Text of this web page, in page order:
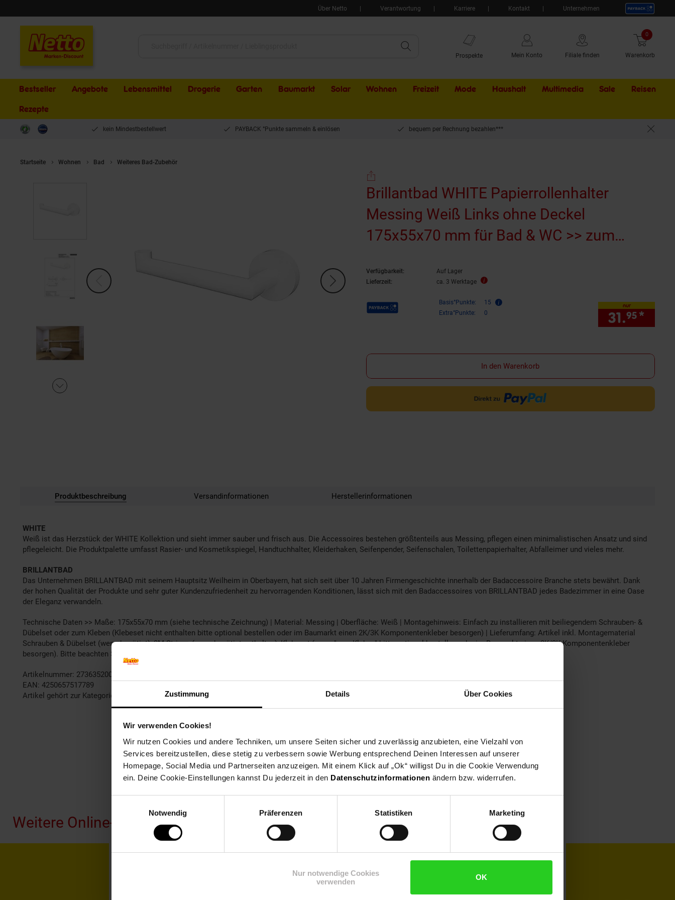
Zustimmung Details Über Cookies
Wir verwenden Cookies!
Wir nutzen Cookies und andere Techniken, um unsere Seiten sicher und zuverlässig anzubieten, eine Vielzahl von
Services bereitzustellen, diese stetig zu verbessern sowie Werbung entsprechend Deinen Interessen auf unserer
Homepage, Social Media und Partnerseiten anzuzeigen. Mit einem Klick auf „Ok“ willigst Du in die Cookie Verwendung
ein. Deine Cookie-Einstellungen kannst Du jederzeit in den Datenschutzinformationen ändern bzw. widerrufen.
Notwendig
Präferenzen Statistiken Marketing
Nur notwendige Cookies
verwenden
OK
Über Netto Verantwortung Karriere Kontakt Unternehmen
Prospekte Mein Konto Filiale finden Warenkorb
0 Artikel
Bestseller Angebote Lebensmittel Drogerie Garten Baumarkt Solar Wohnen Freizeit Mode Haushalt Multimedia Sale Externer
Reisen
Rezepte
kein Mindestbestellwert PAYBACK °Punkte sammeln & einlösen bequem per Rechnung bezahlen***
Startseite Wohnen Bad Weiteres Bad-Zubehör
Brillantbad WHITE Papierrollenhalter
Messing Weiß Links ohne Deckel
175x55x70 mm für Bad & WC >> zum
Verfügbarkeit:
Auf Lager
Lieferzeit:
ca. 3 Werktage
Payback Punkte Basis°Punkte:
15
Extra°Punkte:
0
nur
31.95 *
In den Warenkorb
Produktbeschreibung Versandinformationen Herstellerinformationen
WHITE
Weiß ist das Herzstück der WHITE Kollektion und sieht immer sauber und frisch aus. Die Accessoires bestehen größtenteils aus Messing, pflegen einen minimalistischen Ansatz und sind
pflegeleicht. Die Produktpalette umfasst Rasier- und Kosmetikspiegel, Handtuchhalter, Kleiderhaken, Seifenpender, Seifenschalen, Toilettenpapierhalter, Abfalleimer und vieles mehr.
BRILLANTBAD
Das Unternehmen BRILLANTBAD mit seinem Hauptsitz Weilheim in Oberbayern, hat sich seit über 10 Jahren Firmengeschichte innerhalb der Badaccessoire Branche stets bewährt. Dank
der hohen Qualität der Produkte und sehr guter Kundenzufriedenheit zu hervorragenden Konditionen, lässt sich mit den Badaccessoires von BRILLANTBAD jedes Badezimmer in eine Oase
der Eleganz verwandeln.
Technische Daten >> Maße: 175x55x70 mm (siehe technische Zeichnung) | Material: Messing | Oberfläche: Weiß | Montagehinweis: Einfach zu installieren mit beiliegendem Schrauben- &
Dübelset oder zum Kleben (Klebeset nicht enthalten bitte optional bestellen oder im Baumarkt einen 2K/3K Komponentenkleber besorgen) | Lieferumfang: Artikel inkl. Montagematerial
Schrauben & Dübelset (wenn benötigt), 3M Stripes (wenn benötigt enthalten), Klebeset (wenn "zum Kleben" bitte optional bestellen oder im Baumarkt einen 2K/3K Komponentenkleber
besorgen). Bitte beachten Sie auch den Montage Hinweis!
Artikelnummer: 2736352000
EAN: 4250657517789
Artikel gehört zur Kategorie:
Weiteres Bad-Zubehör
Weitere Online-Angebote
Netto Reisen TV-Shop Weinwelt Rezeptwelt NettoKOM Karriere